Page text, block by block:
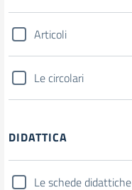
Articoli
Le circolari
DIDATTICA
Le schede didattiche